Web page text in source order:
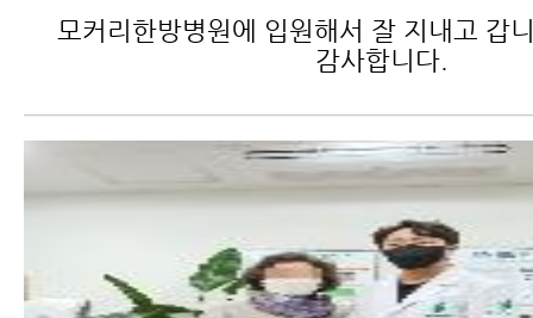
모커리한방병원에 입원해서 잘 지내고 갑
감사합니다.